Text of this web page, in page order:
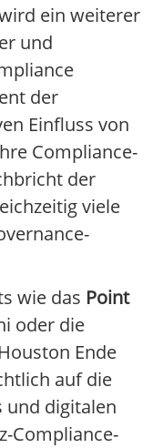
ein weiterer
und
der
Einfluss von
Compliance-
der
viele
wie das Point
oder die
Ende
auf die
und digitalen
Compliance-